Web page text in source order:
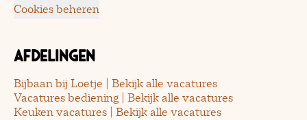
Cookies beheren
Afdelingen
Bijbaan bij Loetje | Bekijk alle vacatures
Vacatures bediening | Bekijk alle vacatures
Keuken vacatures | Bekijk alle vacatures